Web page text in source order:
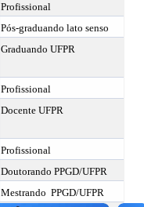
Profissional
Pós-graduando lato senso
Graduando UFPR
Profissional
Docente UFPR
Profissional
Doutorando PPGD/UFPR
Mestrando PPGD/UFPR